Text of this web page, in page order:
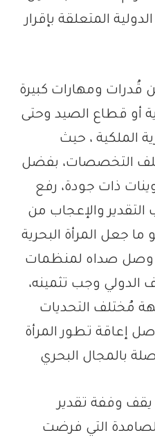
المتعلقة بإقرار
قُدرات ومهارات كبيرة
أو قطاع الصيد وحتى
الملكية ، حيث
التخصصات، بفضل
ذات جودة، رفع
والإعجاب من
جعل المرأة البحرية
وصل صداه لمنظمات
الدولي وجب تثمينه،
مُختلف التحديات
إعاقة تطور المرأة
بالمجال البحري
يقف وففة تقدير
الصامدة التي فرضت